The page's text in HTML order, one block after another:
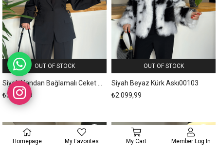
OUT OF STOCK
₺3.359,99
OUT OF STOCK
Siyah Beyaz Kürk Askı00103
₺2.099,99
Homepage My Favorites My Cart Member Log In